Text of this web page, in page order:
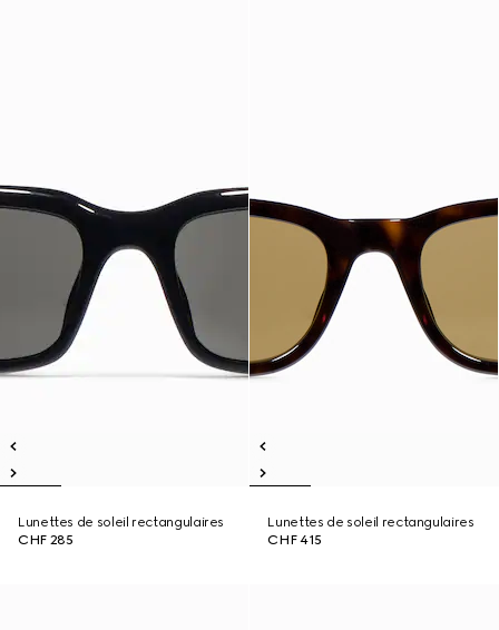
Lunettes de soleil rectangulaires
CHF 285
Lunettes de soleil rectangulaires
CHF 415